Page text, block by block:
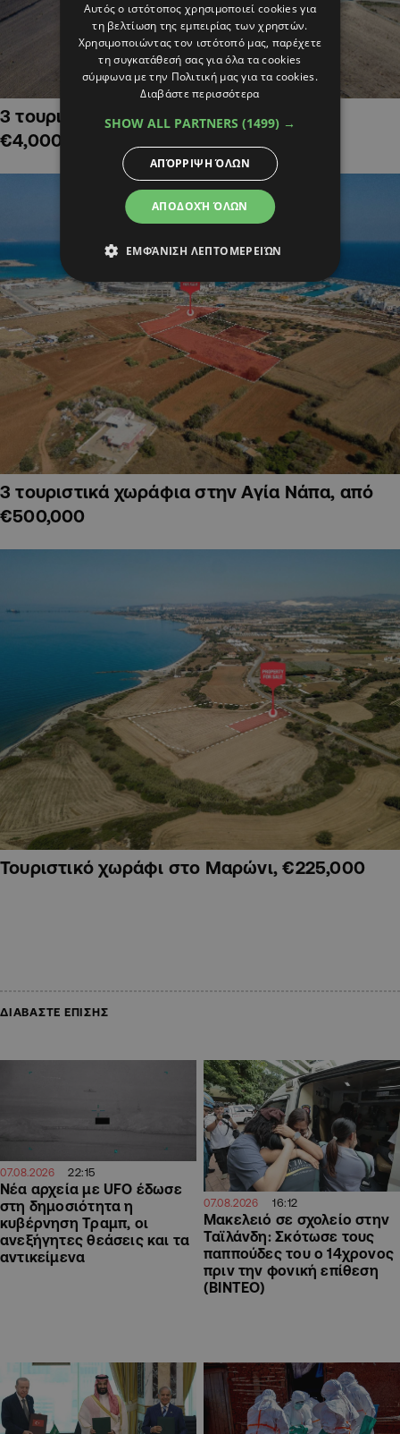
3 τουριστικά χωράφια στην Αλαμινό,
€4,000,000
3 τουριστικά χωράφια στην Αγία Νάπα, από
€500,000
Τουριστικό χωράφι στο Μαρώνι, €225,000
ΔΙΑΒΑΣΤΕ ΕΠΙΣΗΣ
07.08.2026 22:15
Νέα αρχεία με UFO έδωσε
στη δημοσιότητα η
κυβέρνηση Τραμπ, οι
ανεξήγητες θεάσεις και τα
αντικείμενα
07.08.2026 16:12
Μακελειό σε σχολείο στην
Ταϊλάνδη: Σκότωσε τους
παππούδες του ο 14χρονος
πριν την φονική επίθεση
(ΒΙΝΤΕΟ)
Αυτός ο ιστότοπος χρησιμοποιεί cookies για
τη βελτίωση της εμπειρίας των χρηστών.
Χρησιμοποιώντας τον ιστότοπό μας, παρέχετε
τη συγκατάθεσή σας για όλα τα cookies
σύμφωνα με την Πολιτική μας για τα cookies.
Διαβάστε περισσότερα
SHOW ALL PARTNERS (1499) →
ΑΠΟΔΟΧΉ ΌΛΩΝ
ΑΠΌΡΡΙΨΗ ΌΛΩΝ
ΕΜΦΆΝΙΣΗ ΛΕΠΤΟΜΕΡΕΙΏΝ